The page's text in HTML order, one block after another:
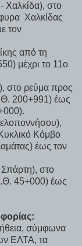
Χαλκίδα), στο
Χαλκίδας
τον
από τη
μέχρι το 11ο
στο ρεύμα προς
200+991) έως
Κόμβο
έως τον
στο
45+000) έως
σύμφωνα
ΕΛΤΑ, τα